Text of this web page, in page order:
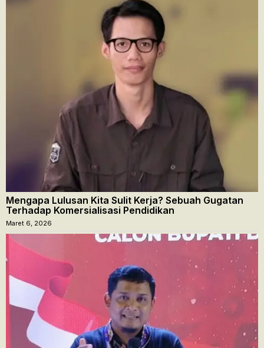
Mengapa Lulusan Kita Sulit Kerja? Sebuah Gugatan
Terhadap Komersialisasi Pendidikan
Maret 6, 2026